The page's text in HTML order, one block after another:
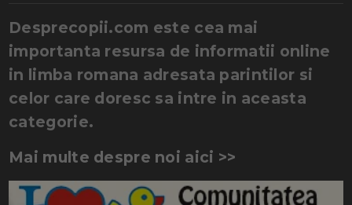
Desprecopii.com este cea mai
importanta resursa de informatii online
in limba romana adresata parintilor si
celor care doresc sa intre in aceasta
categorie.
Mai multe despre noi aici >>